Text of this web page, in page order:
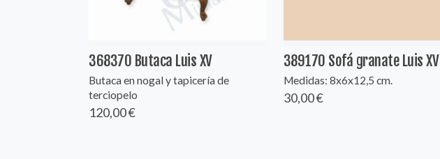
368370 Butaca Luis XV
Butaca en nogal y tapicería de
terciopelo
120,00 €
389170 Sofá granate Luis XV
Medidas: 8x6x12,5 cm.
30,00 €